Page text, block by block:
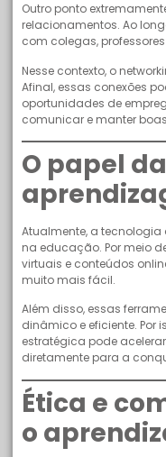
Outro ponto
relacionamentos. Ao
com colegas,
Nesse contexto, o
Afinal, essas conexões
oportunidades de
comunicar e manter
O papel
Atualmente, a
na educação. Por meio
virtuais e conteúdos
muito mais fácil.
Além disso, essas
dinâmico e eficiente. Por
estratégica pode
diretamente para a
Ética e
o